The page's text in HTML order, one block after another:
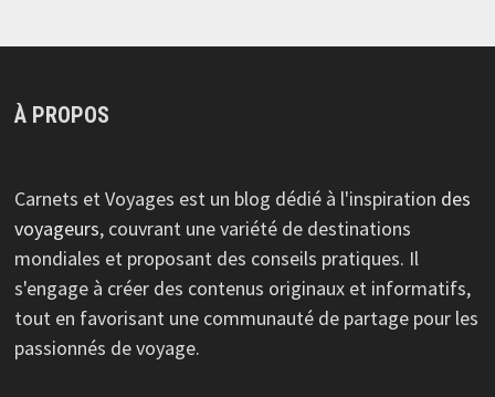
À PROPOS
Carnets et Voyages est un blog dédié à l'inspiration des
voyageurs, couvrant une variété de destinations
mondiales et proposant des conseils pratiques. Il
s'engage à créer des contenus originaux et informatifs,
tout en favorisant une communauté de partage pour les
passionnés de voyage.